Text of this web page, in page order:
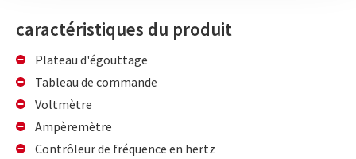
caractéristiques du produit
Plateau d'égouttage
Tableau de commande
Voltmètre
Ampèremètre
Contrôleur de fréquence en hertz